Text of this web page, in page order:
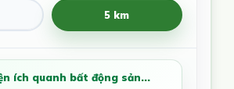
5 km
ích quanh bất động sản...